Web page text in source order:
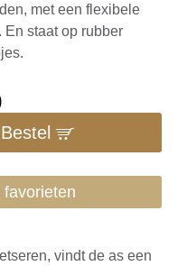
met een flexibele
En staat op rubber
Bestel
vindt de as een